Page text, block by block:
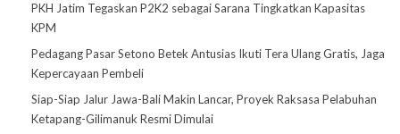
PKH Jatim Tegaskan P2K2 sebagai Sarana Tingkatkan Kapasitas
KPM
Pedagang Pasar Setono Betek Antusias Ikuti Tera Ulang Gratis, Jaga
Kepercayaan Pembeli
Siap-Siap Jalur Jawa-Bali Makin Lancar, Proyek Raksasa Pelabuhan
Ketapang-Gilimanuk Resmi Dimulai